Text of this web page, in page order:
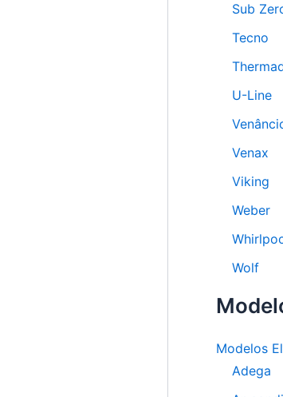
Sub
Tecno
U-Line
Venax
Viking
Weber
Wolf
Modelos
Adega